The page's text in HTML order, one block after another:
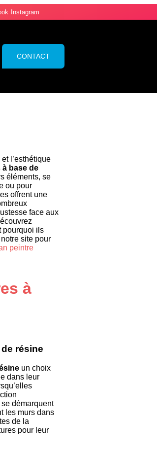
Instagram
CONTACT
l’esthétique
base de
éléments, se
ou pour
offrent une
face aux
pourquoi ils
site pour
peintre
à
résine
un choix
dans leur
démarquent
les murs dans
de la
pour leur